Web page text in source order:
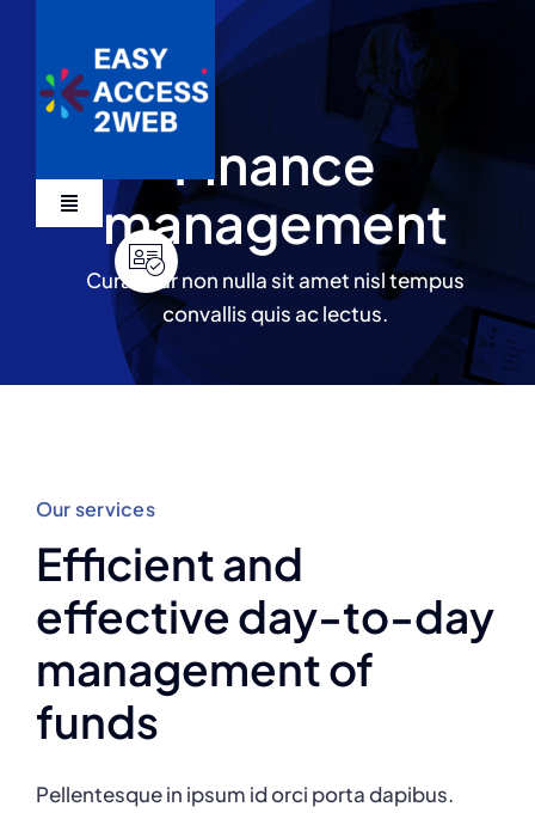
content
Toggle
Navigation
Finance
management
Curabitur non nulla sit amet nisl tempus
convallis quis ac lectus.
Our services
Efficient and
effective day-to-day
management of
funds
Pellentesque in ipsum id orci porta dapibus.